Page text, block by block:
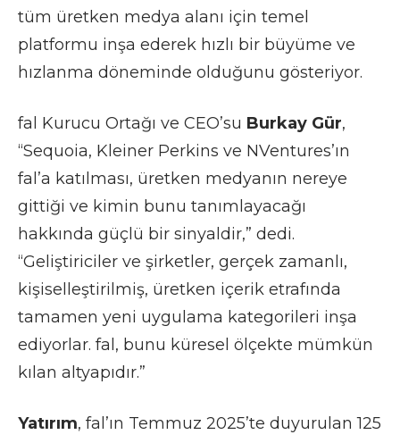
tüm üretken medya alanı için temel
platformu inşa ederek hızlı bir büyüme ve
hızlanma döneminde olduğunu gösteriyor.
fal Kurucu Ortağı ve CEO’su Burkay Gür,
“Sequoia, Kleiner Perkins ve NVentures’ın
fal’a katılması, üretken medyanın nereye
gittiği ve kimin bunu tanımlayacağı
hakkında güçlü bir sinyaldir,” dedi.
“Geliştiriciler ve şirketler, gerçek zamanlı,
kişiselleştirilmiş, üretken içerik etrafında
tamamen yeni uygulama kategorileri inşa
ediyorlar. fal, bunu küresel ölçekte mümkün
kılan altyapıdır.”
Yatırım, fal’ın Temmuz 2025’te duyurulan 125